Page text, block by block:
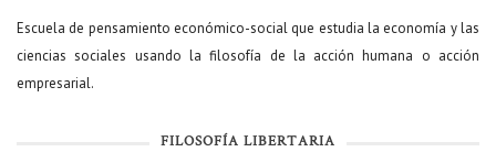
Escuela de pensamiento económico-social que estudia la economía y las
ciencias sociales usando la filosofía de la acción humana o acción
empresarial.
FILOSOFÍA LIBERTARIA